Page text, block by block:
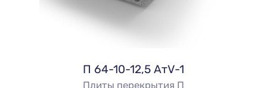
П 64-10-12,5 АтV-1
Плиты перекрытия П